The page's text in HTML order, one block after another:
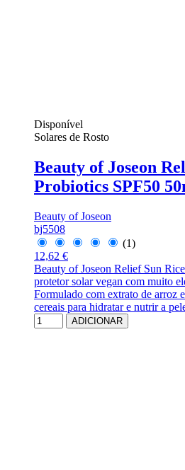
Disponível
Solares de Rosto
Beauty of Joseon
Probiotics SPF50
Beauty of Joseon
bj5508
(1)
12,62 €
Beauty of Joseon Relief Sun
protetor solar vegan com muito
Formulado com extrato de arroz
cereais para hidratar e nutrir a
ADICIONAR